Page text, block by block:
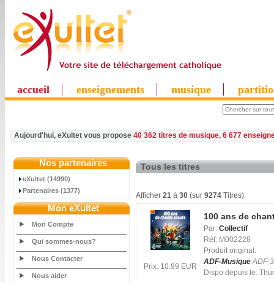
accueil enseignements musique
Aujourd'hui, eXultet vous propose 40 362 titres de musique, 6 677
Nos partenaires
eXultet (14990)
Partenaires (1377)
Mon eXultet
Mon Compte
Qui sommes-nous?
Nous Contacter
Nous aider
Tous les titres
Afficher 21 à 30 (sur 9274 Titres)
Prix: 10.99 EUR
100 ans de
Par: Collectif
Réf: M002228
Produit original:
ADF-MusiqueADF-
Dispo depuis le: